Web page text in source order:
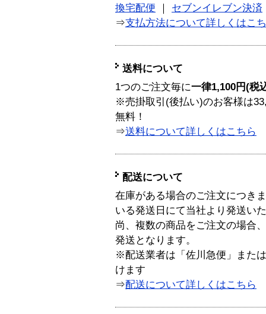
換宅配便
セブンイレブン決済
⇒支払方法について詳しくはこ
送料について
1つのご注文毎に一律1,100円(税
※売掛取引(後払い)のお客様は
無料！
⇒送料について詳しくはこちら
配送について
在庫がある場合のご注文につき
いる発送日にて当社より発送い
尚、複数の商品をご注文の場合
発送となります。
※配送業者は「佐川急便」また
けます
⇒配送について詳しくはこちら